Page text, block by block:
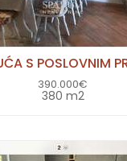
S POSLOVNIM
390.000€
380 m2